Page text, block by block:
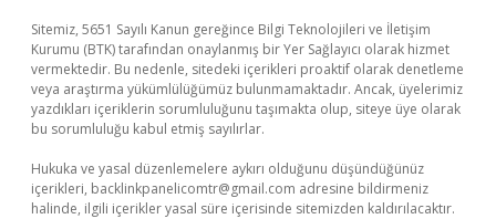
Sitemiz, 5651 Sayılı Kanun gereğince Bilgi Teknolojileri ve İletişim
Kurumu (BTK) tarafından onaylanmış bir Yer Sağlayıcı olarak hizmet
vermektedir. Bu nedenle, sitedeki içerikleri proaktif olarak denetleme
veya araştırma yükümlülüğümüz bulunmamaktadır. Ancak, üyelerimiz
yazdıkları içeriklerin sorumluluğunu taşımakta olup, siteye üye olarak
bu sorumluluğu kabul etmiş sayılırlar.
Hukuka ve yasal düzenlemelere aykırı olduğunu düşündüğünüz
içerikleri, backlinkpanelicomtr@gmail.com adresine bildirmeniz
halinde, ilgili içerikler yasal süre içerisinde sitemizden kaldırılacaktır.